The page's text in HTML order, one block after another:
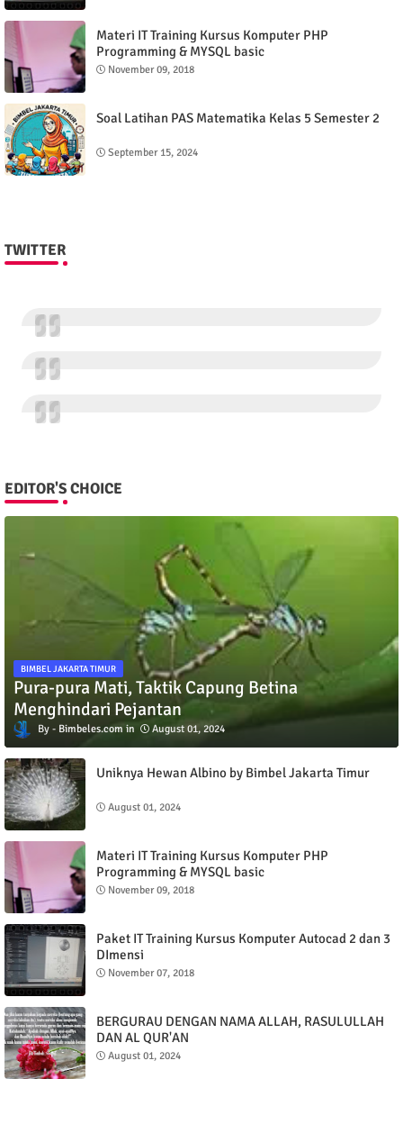
Materi IT Training Kursus Komputer PHP
Programming & MYSQL basic
November 09, 2018
Soal Latihan PAS Matematika Kelas 5 Semester 2
September 15, 2024
TWITTER
EDITOR'S CHOICE
BIMBEL JAKARTA TIMUR
Pura-pura Mati, Taktik Capung Betina
Menghindari Pejantan
Bimbeles.com August 01, 2024
Uniknya Hewan Albino by Bimbel Jakarta Timur
August 01, 2024
Materi IT Training Kursus Komputer PHP
Programming & MYSQL basic
November 09, 2018
Paket IT Training Kursus Komputer Autocad 2 dan 3
DImensi
November 07, 2018
BERGURAU DENGAN NAMA ALLAH, RASULULLAH
DAN AL QUR'AN
August 01, 2024